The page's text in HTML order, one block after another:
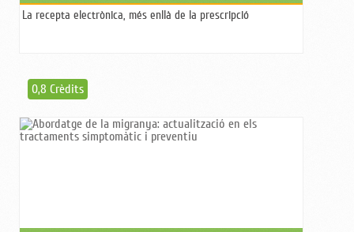
La recepta electrònica, més enllà de la prescripció
0,8 Crèdits